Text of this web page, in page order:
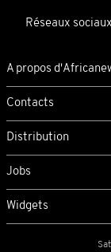
Réseaux sociaux
A propos
Contacts
Distribution
Jobs
Widgets